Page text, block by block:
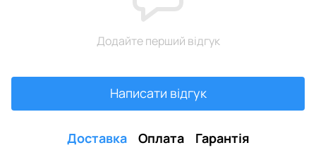
Додайте перший відгук
Написати відгук
Доставка Оплата Гарантія